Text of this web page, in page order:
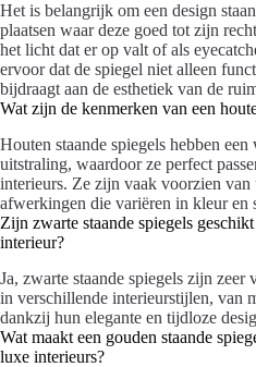
Het is belangrijk om een design
plaatsen waar deze goed tot zijn
het licht dat er op valt of als
ervoor dat de spiegel niet alleen
bijdraagt aan de esthetiek van de
Wat zijn de kenmerken van een
Houten staande spiegels hebben
uitstraling, waardoor ze perfect
interieurs. Ze zijn vaak voorzien van
afwerkingen die variëren in kleur en
Zijn zwarte staande spiegels
interieur?
Ja, zwarte staande spiegels zijn zeer
in verschillende interieurstijlen, van
dankzij hun elegante en tijdloze
Wat maakt een gouden staande
luxe interieurs?